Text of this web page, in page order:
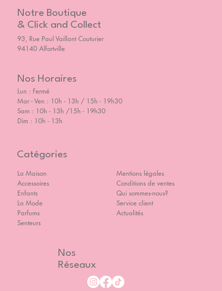
Notre Boutique
& Click and Collect
93, Rue Paul Vaillant Couturier
94140 Alfortville
Nos Horaires
Lun : Fermé
Mar - Ven : 10h - 13h / 15h - 19h30
Sam : 10h - 13h /15h - 19h30
Dim : 10h - 13h
Catégories
La Maison
Accessoires
Enfants
La Mode
Parfums
Senteurs
Mentions légales
Conditions de ventes
Qui sommes-nous?
Service client
Actualités
Nos
Réseaux